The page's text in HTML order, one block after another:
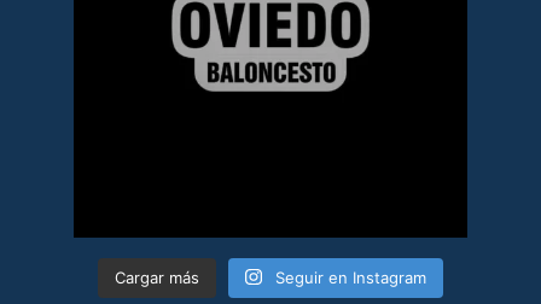
Cargar más Seguir en Instagram